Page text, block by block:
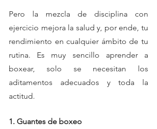
Pero la mezcla de disciplina con
ejercicio mejora la salud y, por ende, tu
rendimiento en cualquier ámbito de tu
rutina. Es muy sencillo aprender a
boxear, solo se necesitan los
aditamentos adecuados y toda la
actitud.
1. Guantes de boxeo